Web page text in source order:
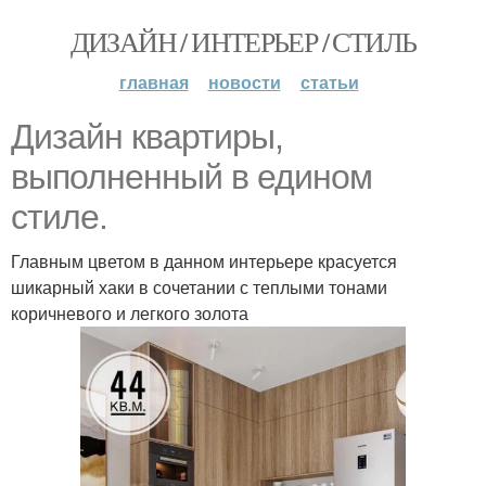
ДИЗАЙН / ИНТЕРЬЕР / СТИЛЬ
главная новости статьи
Дизайн квартиры,
выполненный в едином
стиле.
Главным цветом в данном интерьере красуется
шикарный хаки в сочетании с теплыми тонами
коричневого и легкого золота